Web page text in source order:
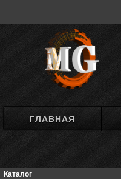
ГЛАВНАЯ
Каталог